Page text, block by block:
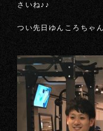
さいね♪♪
つい先日ゆんころちゃ